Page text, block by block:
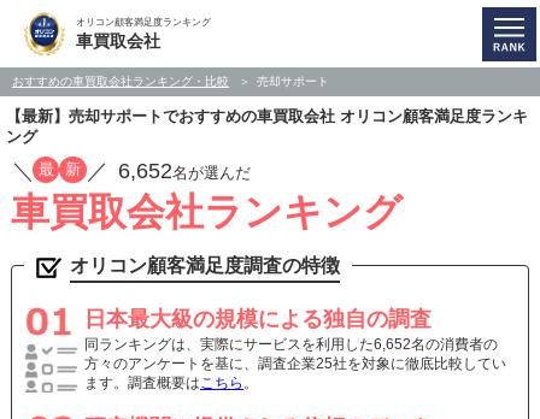
オリコン顧客満足度ランキング
車買取会社
おすすめの車買取会社ランキング・比較 売却サポート
【最新】売却サポートでおすすめの車買取会社 オリコン顧客満足度ランキ
ング
／ 最 新 ／ 6,652名が選んだ
車買取会社ランキング
オリコン顧客満足度調査の特徴
日本最大級の規模による独自の調査
同ランキングは、実際にサービスを利用した6,652名の消費者の
方々のアンケートを基に、調査企業25社を対象に徹底比較してい
ます。調査概要はこちら 。